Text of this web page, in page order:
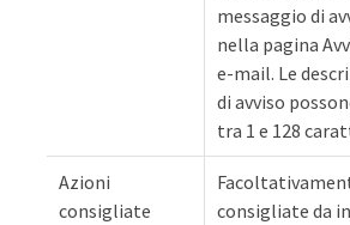
messaggio di
nella pagina
e-mail. Le
di avviso
tra 1 e 128
Azioni
consigliate
consigliate da